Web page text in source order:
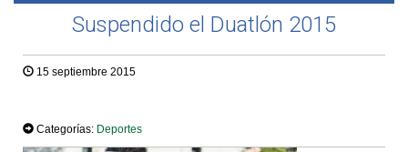
Suspendido el Duatlón 2015
15 septiembre 2015
Categorías: Deportes